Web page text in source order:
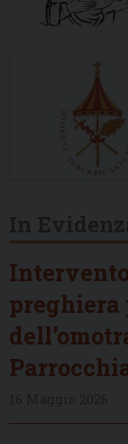
preghiera